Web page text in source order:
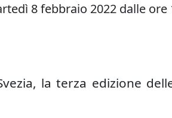
8 febbraio 2022 dalle ore
la terza edizione